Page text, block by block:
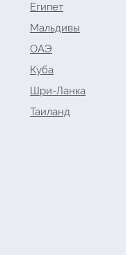
Египет
Мальдивы
ОАЭ
Куба
Шри-Ланка
Таиланд